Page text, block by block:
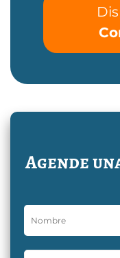
Agende